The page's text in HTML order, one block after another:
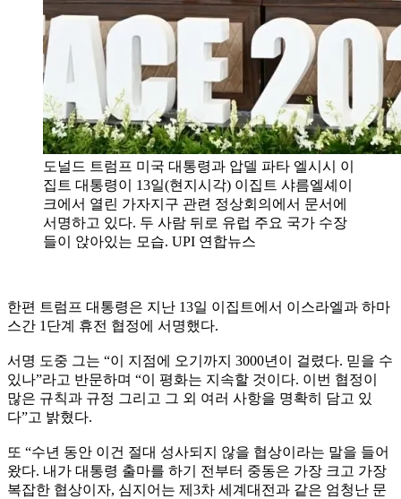
도널드 트럼프 미국 대통령과 압델 파타 엘시시 이
집트 대통령이 13일(현지시각) 이집트 샤름엘셰이
크에서 열린 가자지구 관련 정상회의에서 문서에
서명하고 있다. 두 사람 뒤로 유럽 주요 국가 수장
들이 앉아있는 모습. UPI 연합뉴스
한편 트럼프 대통령은 지난 13일 이집트에서 이스라엘과 하마
스간 1단계 휴전 협정에 서명했다.
서명 도중 그는 “이 지점에 오기까지 3000년이 걸렸다. 믿을 수
있나”라고 반문하며 “이 평화는 지속할 것이다. 이번 협정이
많은 규칙과 규정 그리고 그 외 여러 사항을 명확히 담고 있
다”고 밝혔다.
또 “수년 동안 이건 절대 성사되지 않을 협상이라는 말을 들어
왔다. 내가 대통령 출마를 하기 전부터 중동은 가장 크고 가장
복잡한 협상이자, 심지어는 제3차 세계대전과 같은 엄청난 문